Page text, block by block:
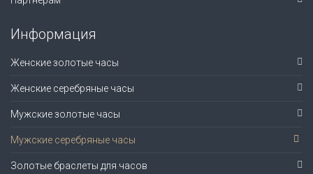
Информация
Женские золотые часы
Женские серебряные часы
Мужские золотые часы
Мужские серебряные часы
Золотые браслеты для часов